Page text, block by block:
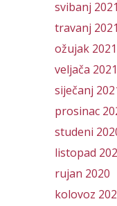
svibanj 2021
travanj 2021
ožujak 2021
veljača 2021
siječanj
prosinac
studeni
listopad
rujan 2020
kolovoz